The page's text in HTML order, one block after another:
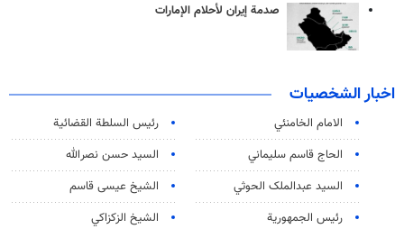
صدمة إيران لأحلام الإمارات
اخبار الشخصيات
الامام الخامنئي
رئیس السلطة القضائیة
الحاج قاسم سليماني
السيد حسن نصرالله
السید عبدالملک الحوثي
الشيخ عيسى قاسم
رئيس الجمهورية
الشيخ الزكزاكي